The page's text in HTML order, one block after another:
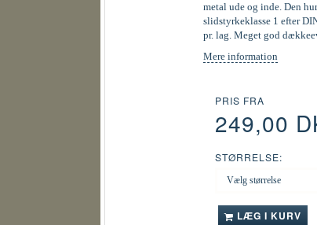
metal ude og inde. Den
slidstyrkeklasse 1 efter
pr. lag. Meget god
Mere information
PRIS FRA
249,00
STØRRELSE:
LÆG I KURV